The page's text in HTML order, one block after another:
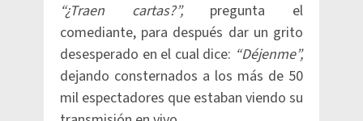
“¿Traen cartas?”,pregunta el
comediante, para después dar un grito
desesperado en el cual dice: “Déjenme”,
dejando consternados a los más de 50
mil espectadores que estaban viendo su